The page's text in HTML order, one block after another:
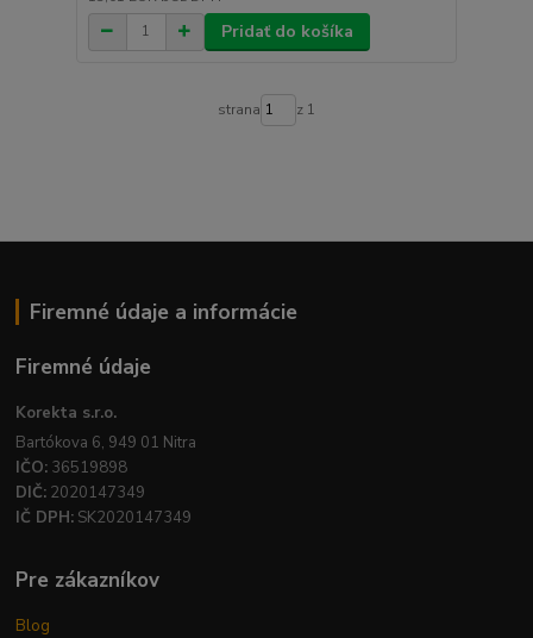
Pridať do košíka
strana z 1
Firemné údaje a informácie
Firemné údaje
Korekta s.r.o.
Bartókova 6, 949 01 Nitra
IČO: 36519898
DIČ: 2020147349
IČ DPH: SK2020147349
Pre zákazníkov
Blog